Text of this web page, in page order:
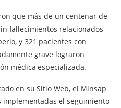
que más de un centenar de
fallecimientos relacionados
y 321 pacientes con
grave lograron
médica especializada.
en su Sitio Web, el Minsap
implementadas el seguimiento